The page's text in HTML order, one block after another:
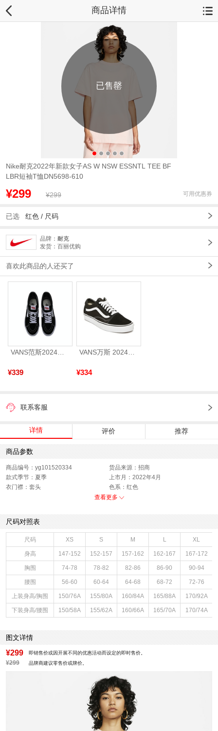
商品详情
已售罄
Nike耐克2022年新款女子AS W NSW ESSNTL TEE BF
LBR短袖T恤DN5698-610
¥299 ¥299 可用优惠券
已选 红色 / 尺码
品牌： 耐克
发货：百丽优购
喜欢此商品的人还买了
VANS范斯2024中性SK8-HiCL帆布鞋/硫化鞋VN000D5IB8C
¥339 ¥334
联系客服
详情 评价 推荐
商品参数
商品编号：yg101520334
货品来源：招商
款式季节：夏季
上市月：2022年4月
衣门襟：套头
色系：红色
版型：标准
查看更多
尺码对照表
尺码 XS S M L XL
身高 147-152 152-157 157-162 162-167 167-172
胸围 74-78 78-82 82-86 86-90 90-94
腰围 56-60 60-64 64-68 68-72 72-76
上装身高/胸围 150/76A 155/80A 160/84A 165/88A 170/92A
下装身高/腰围 150/58A 155/62A 160/66A 165/70A 170/74A
图文详情
¥299 即销售价或因开展不同的优惠活动而设定的即时售价。
¥299 品牌商建议零售价或牌价。